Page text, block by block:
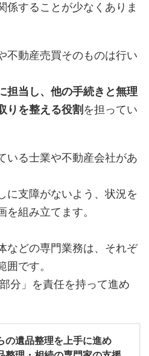
係することが少なくありま
不動産売買そのものは行い
担当し、他の手続きと無理
りを整える役割 を担ってい
いる士業や不動産会社があ
に支障がないよう、状況を
組み立てます。
などの専門業務は、それぞ
です。
分」を責任を持って進め
の遺品整理を上手に進め